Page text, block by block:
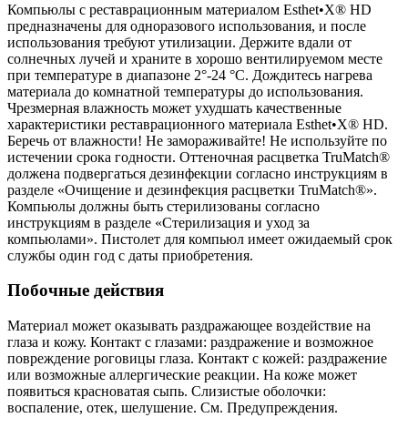
Компьюлы с реставрационным материалом Esthet•X® HD
предназначены для одноразового использования, и после
использования требуют утилизации. Держите вдали от
солнечных лучей и храните в хорошо вентилируемом месте
при температуре в диапазоне 2°-24 °C. Дождитесь нагрева
материала до комнатной температуры до использования.
Чрезмерная влажность может ухудшать качественные
характеристики реставрационного материала Esthet•X® HD.
Беречь от влажности! Не замораживайте! Не используйте по
истечении срока годности. Оттеночная расцветка TruMatch®
должена подвергаться дезинфекции согласно инструкциям в
разделе «Очищение и дезинфекция расцветки TruMatch®».
Компьюлы должны быть стерилизованы согласно
инструкциям в разделе «Стерилизация и уход за
компьюлами». Пистолет для компьюл имеет ожидаемый срок
службы один год с даты приобретения.
Побочные действия
Материал может оказывать раздражающее воздействие на
глаза и кожу. Контакт с глазами: раздражение и возможное
повреждение роговицы глаза. Контакт с кожей: раздражение
или возможные аллергические реакции. На коже может
появиться красноватая сыпь. Слизистые оболочки:
воспаление, отек, шелушение. См. Предупреждения.